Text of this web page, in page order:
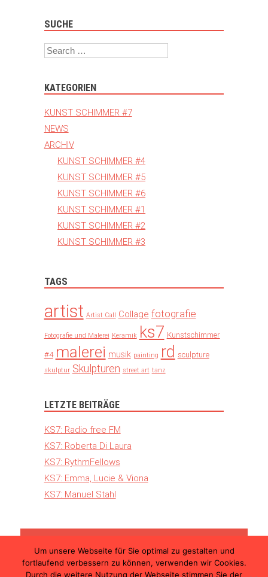
SUCHE
Search
KATEGORIEN
KUNST SCHIMMER #7
NEWS
ARCHIV
KUNST SCHIMMER #4
KUNST SCHIMMER #5
KUNST SCHIMMER #6
KUNST SCHIMMER #1
KUNST SCHIMMER #2
KUNST SCHIMMER #3
TAGS
artist Artist Call Collage fotografie
Fotografie und Malerei Keramik ks7 Kunstschimmer
#4 malerei musik painting rd sculpture
skulptur Skulpturen street art tanz
LETZTE BEITRÄGE
KS7: Radio free FM
KS7: Roberta Di Laura
KS7: RythmFellows
KS7: Emma, Lucie & Viona
KS7: Manuel Stahl
© 2026 Kunst Schimmer – Die internationale
Kunstmesse in Ulm |
Teilnahmebedingungen
Um unsere Webseite für Sie optimal zu gestalten und
fortlaufend verbessern zu können, verwenden wir Cookies.
Durch die weitere Nutzung der Webseite stimmen Sie der